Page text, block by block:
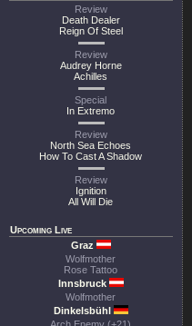
Review
Death Dealer
Reign Of Steel
Review
Audrey Horne
Achilles
Special
In Extremo
Review
North Sea Echoes
How To Cast A Shadow
Review
Ignition
All Will Die
Upcoming Live
Graz
Wolfmother
Rose Tattoo
Innsbruck
Wolfmother
Dinkelsbühl